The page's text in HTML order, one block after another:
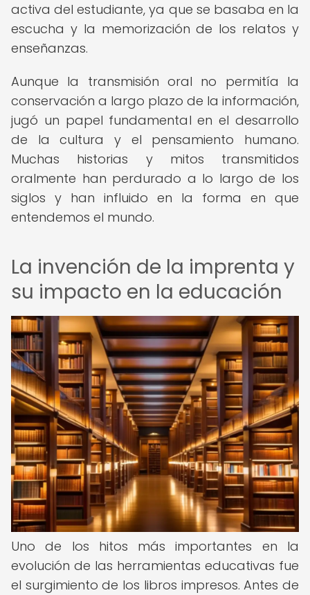
activa del estudiante, ya que se basaba en la
escucha y la memorización de los relatos y
enseñanzas.
Aunque la transmisión oral no permitía la
conservación a largo plazo de la información,
jugó un papel fundamental en el desarrollo
de la cultura y el pensamiento humano.
Muchas historias y mitos transmitidos
oralmente han perdurado a lo largo de los
siglos y han influido en la forma en que
entendemos el mundo.
La invención de la imprenta y
su impacto en la educación
Uno de los hitos más importantes en la
evolución de las herramientas educativas fue
el surgimiento de los libros impresos. Antes de